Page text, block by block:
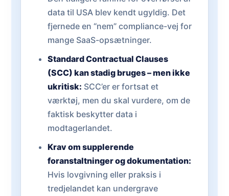
data til USA blev kendt ugyldig. Det
fjernede en “nem” compliance-vej for
mange SaaS-opsætninger.
Standard Contractual Clauses
(SCC) kan stadig bruges – men ikke
ukritisk: SCC’er er fortsat et
værktøj, men du skal vurdere, om de
faktisk beskytter data i
modtagerlandet.
Krav om supplerende
foranstaltninger og dokumentation:
Hvis lovgivning eller praksis i
tredjelandet kan undergrave